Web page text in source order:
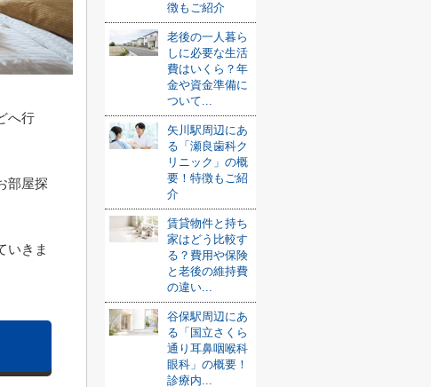
へ行
部屋探
いきま
徴もご紹介
老後の一人暮ら
しに必要な生活
費はいくら？年
金や資金準備に
ついて...
矢川駅周辺にあ
る「瀬良歯科ク
リニック」の概
要！特徴もご紹
介
賃貸物件と持ち
家はどう比較す
る？費用や保険
と老後の維持費
の違い...
谷保駅周辺にあ
る「国立さくら
通り耳鼻咽喉科
眼科」の概要！
診療内...